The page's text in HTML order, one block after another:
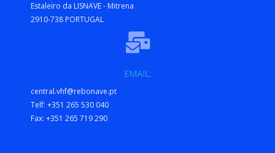
Estaleiro da LISNAVE - Mitrena
2910-738 PORTUGAL
EMAIL:
central.vhf@rebonave.pt
Telf: +351 265 530 040
Fax: +351 265 719 290